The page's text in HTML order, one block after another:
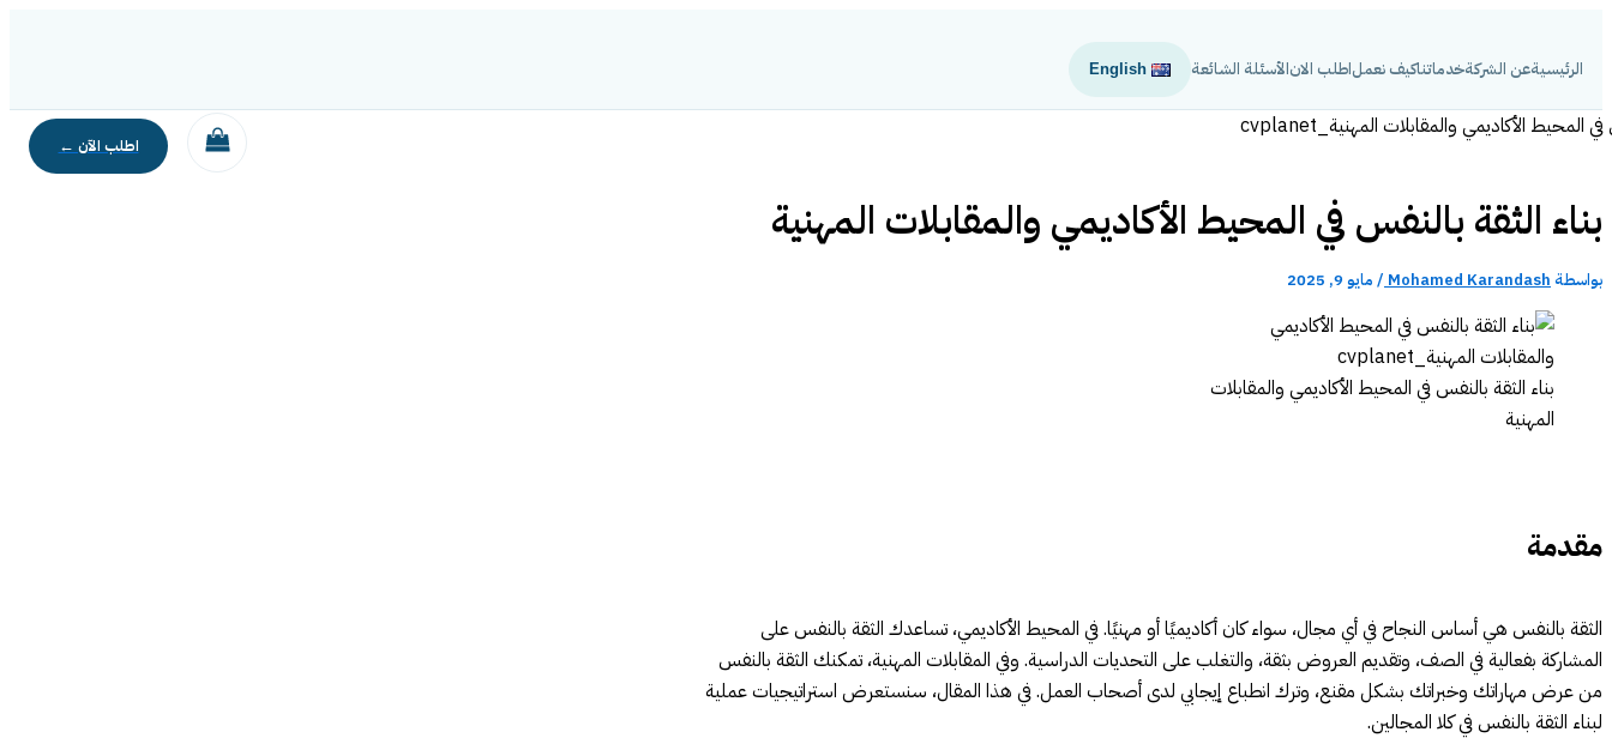
المحتوى
الرئيسيةعن الشركةخدماتناكيف نعملاطلب الانالأسئلة الشائعة English
بناء الثقة بالنفس في المحيط الأكاديمي والمقابلات المهنية
بواسطة Mohamed Karandash
/ مايو 9, 2025
بناء الثقة بالنفس في المحيط الأكاديمي والمقابلات
المهنية
مقدمة
الثقة بالنفس هي أساس النجاح في أي مجال، سواء كان أكاديميًا أو مهنيًا. في المحيط الأكاديمي، تساعدك الثقة بالنفس على
المشاركة بفعالية في الصف، وتقديم العروض بثقة، والتغلب على التحديات الدراسية. وفي المقابلات المهنية، تمكنك الثقة بالنفس
من عرض مهاراتك وخبراتك بشكل مقنع، وترك انطباع إيجابي لدى أصحاب العمل. في هذا المقال، سنستعرض استراتيجيات عملية
لبناء الثقة بالنفس في كلا المجالين.